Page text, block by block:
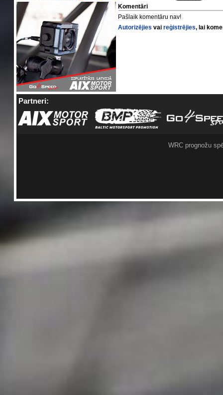
Komentāri
Pašlaik komentāru nav!
Autorizējies vaireģistrējies, lai
Partneri:
WRC prognožu